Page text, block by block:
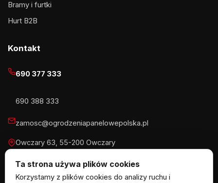
Ta strona używa plików cookies
Korzystamy z plików cookies do analizy ruchu i
Bramy i furtki
Hurt B2B
Kontakt
690 377 333
690 388 333
zamosc@ogrodzeniapanelowepolska.pl
Owczary 63, 55-200 Owczary
Pn-Pt 8-16, Sb 8-13:30